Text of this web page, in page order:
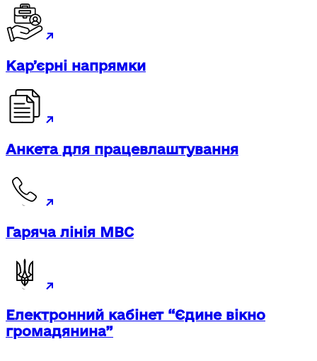
Карʼєрні напрямки
Анкета для працевлаштування
Гаряча лінія МВС
Електронний кабінет “Єдине вікно
громадянина”